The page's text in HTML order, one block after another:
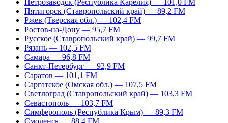
Петрозаводск (Республика Карелия) — 101,0 FM
Пятигорск (Ставропольский край) — 89,2 FM
Ржев (Тверская обл.) — 102,4 FM
Ростов-на-Дону — 95,7 FM
Русское (Ставропольский край) — 99,7 FM
Рязань — 102,5 FM
Самара — 96,8 FM
Санкт-Петербург — 92,9 FM
Саратов — 101,1 FM
Саргатское (Омская обл.) — 107,5 FM
Светлоград (Ставропольский край) — 103,3 FM
Севастополь — 103,7 FM
Симферополь (Республика Крым) — 89,3 FM
Смоленск — 88,4 FM